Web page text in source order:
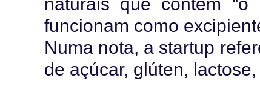
funcionam como
Numa nota, a startup
de açúcar, glúten,